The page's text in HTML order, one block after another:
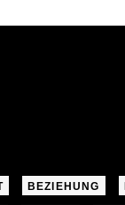
BEZIEHUNG